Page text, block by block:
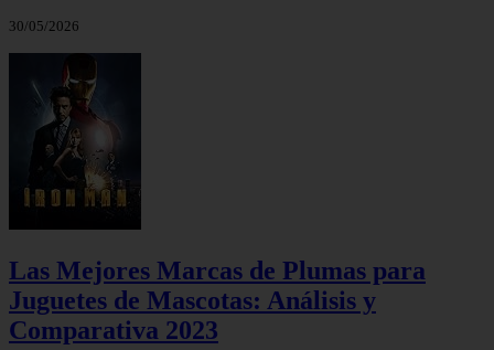
30/05/2026
Las Mejores Marcas de Plumas para
Juguetes de Mascotas: Análisis y
Comparativa 2023